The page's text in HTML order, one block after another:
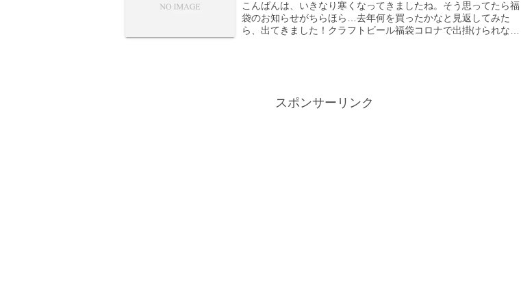
こんばんは、いきなり寒くなってきましたね。そう思ってたら福
袋のお知らせがちらほら…去年何を買ったかなと見返してみた
ら、出てきました！クラフトビール福袋コロナで出掛けられなく
スポンサーリンク